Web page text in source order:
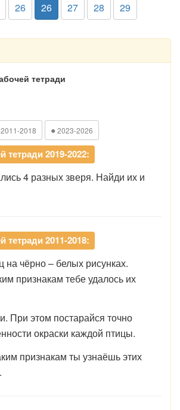
26 26 27 28 29
тетради
2011-2018 ● 2023-2026
тетради 2019-2022:
4 разных зверя. Найди их и
тетради 2011-2018:
на чёрно – белых рисунках.
признакам тебе удалось их
При этом постарайся точно
окраски каждой птицы.
признакам ты узнаёшь этих